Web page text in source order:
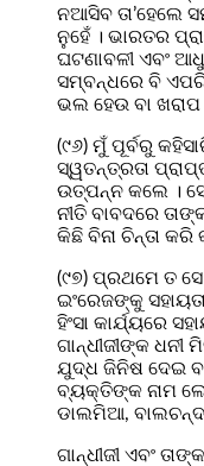
ନଆସିବ ତା’ହେଲେ
ନୁହେଁ । ଭାରତର
ଘଟଣାବଳୀ ଏବଂ
ସମ୍ବନ୍ଧରେ ବି ଏପରି
ଭଲ ହେଉ ବା ଖରାପ
(୯୬) ମୁଁ ପୂର୍ବରୁ
ସ୍ୱତନ୍ତ୍ରତା
ଉତ୍ପନ୍ନ କଲେ ।
ନୀତି ବାବଦରେ
କିଛି ବିନା ଚିନ୍ତା କରି
(୯୭) ପ୍ରଥମେ ତ
ଇଂରେଜଙ୍କୁ
ହିଂସା କାର୍ଯ୍ୟରେ
ଗାନ୍ଧୀଜୀଙ୍କ ଧନୀ
ଯୁଦ୍ଧ ଜିନିଷ ଦେଇ
ବ୍ୟକ୍ତିଙ୍କ ନାମ
ଡାଲମିଆ, ବାଲଚନ୍ଦ
ଗାନ୍ଧୀଜୀ ଏବଂ